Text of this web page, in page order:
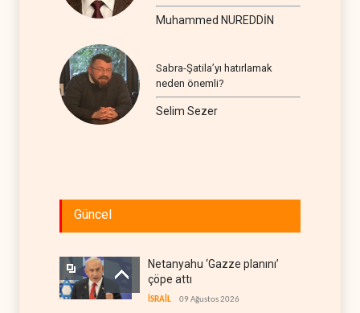
seyir
Muhammed NUREDDİN
Sabra-Şatila’yı hatırlamak
neden önemli?
Selim Sezer
Güncel
Netanyahu ‘Gazze planını’
çöpe attı
İSRAİL 09 Ağustos 2026